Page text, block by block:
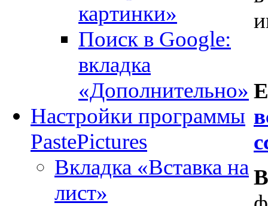
картинки»
Поиск в Google:
вкладка
«Дополнительно»
Настройки программы
PastePictures
Вкладка «Вставка на
лист»